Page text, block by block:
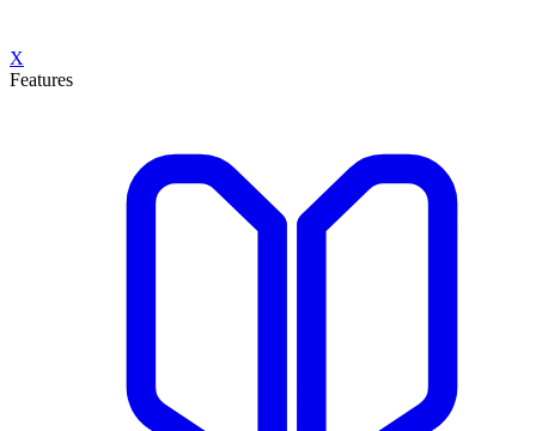
X
Features